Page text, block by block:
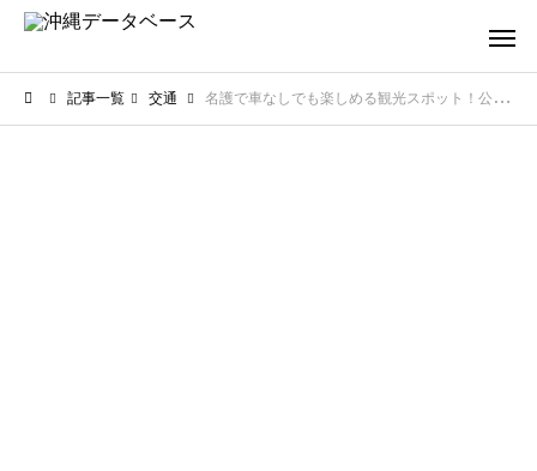
記事一覧 交通 名護で車なしでも楽しめる観光スポット！公共交通や徒歩で巡る穴場を紹介